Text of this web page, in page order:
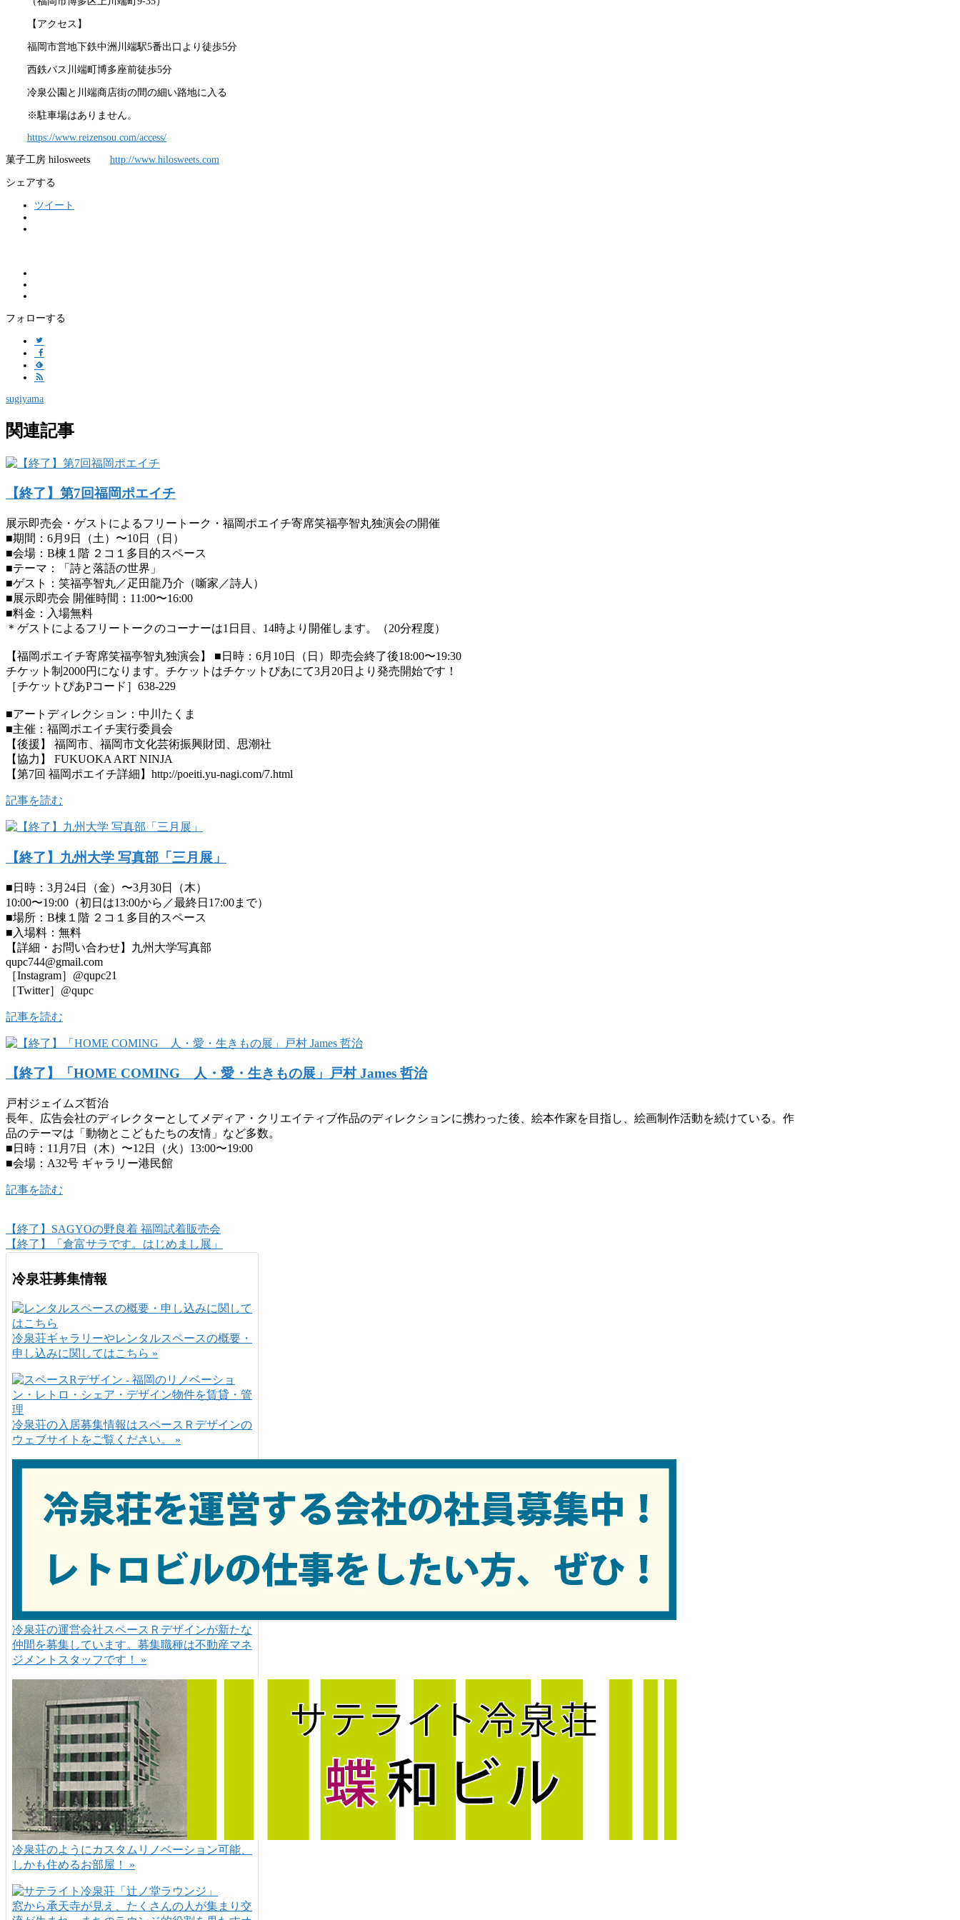
【アクセス】
福岡市営地下鉄中洲川端駅5番出口より徒歩5分
西鉄バス川端町博多座前徒歩5分
冷泉公園と川端商店街の間の細い路地に入る
※駐車場はありません。
https://www.reizensou.com/access/
菓子工房 hilosweets http://www.hilosweets.com
シェアする
ツイート
フォローする
sugiyama
関連記事
【終了】第7回福岡ポエイチ
展示即売会・ゲストによるフリートーク・福岡ポエイチ寄席笑福亭智丸独演会の開催
■期間：6月9日（土）〜10日（日）
■会場：B棟１階 ２コ１多目的スペース
■テーマ：「詩と落語の世界」
■ゲスト：笑福亭智丸／疋田龍乃介（噺家／詩人）
■展示即売会 開催時間：11:00〜16:00
■料金：入場無料
＊ゲストによるフリートークのコーナーは1日目、14時より開催します。（20分程度）
【福岡ポエイチ寄席笑福亭智丸独演会】 ■日時：6月10日（日）即売会終了後18:00〜19:30
チケット制2000円になります。チケットはチケットぴあにて3月20日より発売開始です！
［チケットぴあPコード］638-229
■アートディレクション：中川たくま
■主催：福岡ポエイチ実行委員会
【後援】 福岡市、福岡市文化芸術振興財団、思潮社
【協力】 FUKUOKA ART NINJA
【第7回 福岡ポエイチ詳細】http://poeiti.yu-nagi.com/7.html
記事を読む
【終了】九州大学 写真部「三月展」
■日時：3月24日（金）〜3月30日（木）
10:00〜19:00（初日は13:00から／最終日17:00まで）
■場所：B棟１階 ２コ１多目的スペース
■入場料：無料
【詳細・お問い合わせ】九州大学写真部
qupc744@gmail.com
［Instagram］@qupc21
［Twitter］@qupc
記事を読む
【終了】「HOME COMING 人・愛・生きもの展」戸村 James 哲治
戸村ジェイムズ哲治
長年、広告会社のディレクターとしてメディア・クリエイティブ作品のディレクションに携わった後、絵本作家を目指し、絵画制作活動を続けている。作
品のテーマは「動物とこどもたちの友情」など多数。
■日時：11月7日（木）〜12日（火）13:00〜19:00
■会場：A32号 ギャラリー港民館
記事を読む
【終了】SAGYOの野良着 福岡試着販売会
【終了】「倉富サラです。はじめまし展」
冷泉荘募集情報
冷泉荘ギャラリーやレンタルスペースの概要・
申し込みに関してはこちら »
冷泉荘の入居募集情報はスペースＲデザインの
ウェブサイトをご覧ください。 »
冷泉荘の運営会社スペースＲデザインが新たな
仲間を募集しています。募集職種は不動産マネ
ジメントスタッフです！ »
冷泉荘のようにカスタムリノベーション可能、
しかも住めるお部屋！ »
窓から承天寺が見え、たくさんの人が集まり交